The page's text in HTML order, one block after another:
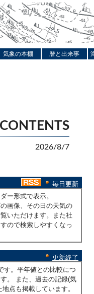
気象の本棚 暦と出来事
CONTENTS
2026/8/7
毎日更新
ー形式で表示。
画像、その日の天気の
いただけます。また社
ので検索しやすくなっ
更新終了
す。平年値との比較につ
。 また、過去の記録(気
点も掲載しています。